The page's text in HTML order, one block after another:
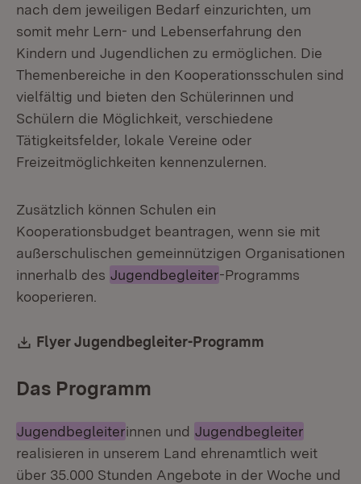
nach dem jeweiligen Bedarf einzurichten, um
somit mehr Lern- und Lebenserfahrung den
Kindern und Jugendlichen zu ermöglichen. Die
Themenbereiche in den Kooperationsschulen sind
vielfältig und bieten den Schülerinnen und
Schülern die Möglichkeit, verschiedene
Tätigkeitsfelder, lokale Vereine oder
Freizeitmöglichkeiten kennenzulernen.
Zusätzlich können Schulen ein
Kooperationsbudget beantragen, wenn sie mit
außerschulischen gemeinnützigen Organisationen
innerhalb des Jugendbegleiter-Programms
kooperieren.
Download:
Flyer Jugendbegleiter-Programm
Das Programm
Jugendbegleiterinnen und Jugendbegleiter
realisieren in unserem Land ehrenamtlich weit
über 35.000 Stunden Angebote in der Woche und